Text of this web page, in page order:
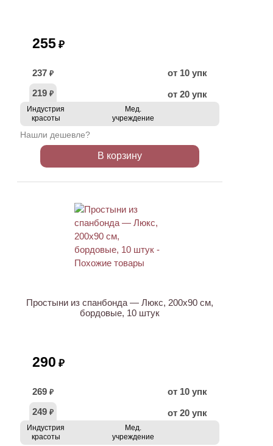
255 ₽
237 ₽
от 10 упк
219 ₽ от 20 упк
Индустрия
красоты
Мед.
учреждение
Нашли дешевле?
В корзину
Простыни из спанбонда — Люкс, 200х90 см,
бордовые, 10 штук
290 ₽
269 ₽
от 10 упк
249 ₽ от 20 упк
Индустрия
красоты
Мед.
учреждение